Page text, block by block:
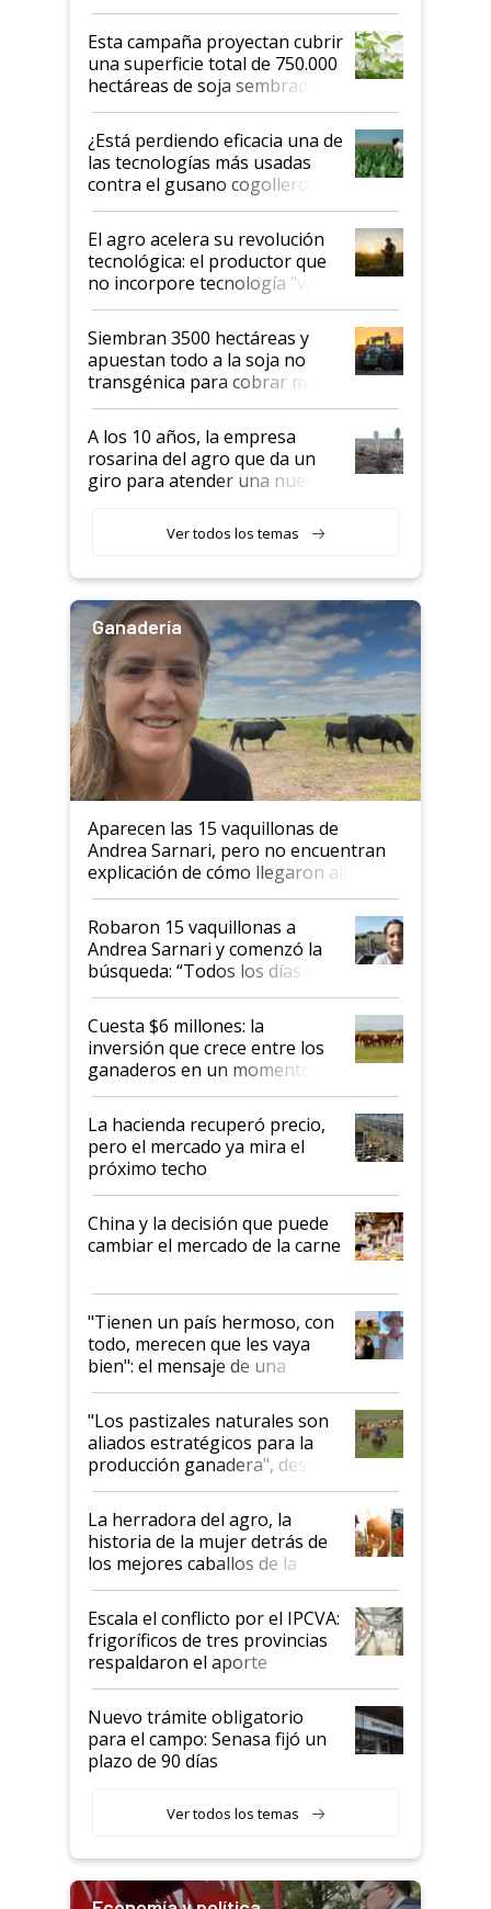
Esta campaña proyectan cubrir
una superficie total de 750.000
hectáreas de soja sembradas
con una nueva generación de
variedades que marcan un
salto tecnológico en genética y
rendimiento
¿Está perdiendo eficacia una de
las tecnologías más usadas
contra el gusano cogollero? El
desafío de una tecnología clave
El agro acelera su revolución
tecnológica: el productor que
no incorpore tecnología "va a
perder el tren"
Siembran 3500 hectáreas y
apuestan todo a la soja no
transgénica para cobrar más
por tonelada: compraron un
semillero
A los 10 años, la empresa
rosarina del agro que da un
giro para atender una nueva
Ver todos los temas
Ganadería
Aparecen las 15 vaquillonas de
Andrea Sarnari, pero no encuentran
explicación de cómo llegaron allí
Robaron 15 vaquillonas a
Andrea Sarnari y comenzó la
búsqueda: “Todos los días le
toca a algún productor”
Cuesta $6 millones: la
inversión que crece entre los
ganaderos en un momento
histórico para la actividad
La hacienda recuperó precio,
pero el mercado ya mira el
próximo techo
China y la decisión que puede
cambiar el mercado de la carne
"Tienen un país hermoso, con
todo, merecen que les vaya
bien": el mensaje de una
ganadera uruguaya sobre las
oportunidades que se abren
para el agro en Argentina, con
foco en la carne
"Los pastizales naturales son
aliados estratégicos para la
producción ganadera", destaca
la iniciativa que ya reúne a 46
establecimientos en Argentina
La herradora del agro, la
historia de la mujer detrás de
los mejores caballos de la
Argentina y los mitos que
todavía hacen sufrir a estos
animales: "Mientras me
descalificaban, yo seguí
haciendo currículum"
Escala el conflicto por el IPCVA:
frigoríficos de tres provincias
respaldaron el aporte
obligatorio
Nuevo trámite obligatorio
para el campo: Senasa fijó un
plazo de 90 días
Ver todos los temas